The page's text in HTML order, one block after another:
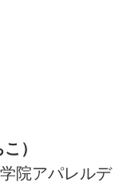
）
院アパレルデ